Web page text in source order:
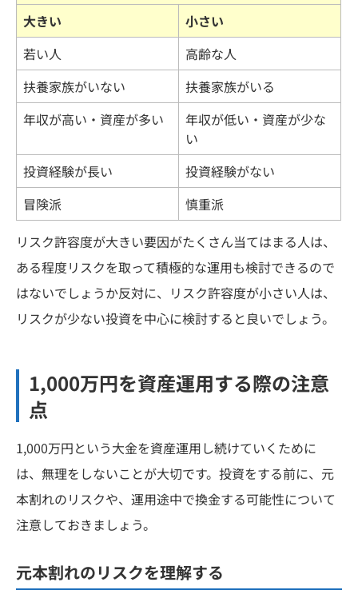
大きい
小さい
若い人
高齢な人
扶養家族がいない
扶養家族がいる
年収が高い・資産が多い
年収が低い・資産が少な
い
投資経験が長い
投資経験がない
冒険派
慎重派
リスク許容度が大きい要因がたくさん当てはまる人は、
ある程度リスクを取って積極的な運用も検討できるので
はないでしょうか反対に、リスク許容度が小さい人は、
リスクが少ない投資を中心に検討すると良いでしょう。
1,000万円を資産運用する際の注意
点
1,000万円という大金を資産運用し続けていくために
は、無理をしないことが大切です。投資をする前に、元
本割れのリスクや、運用途中で換金する可能性について
注意しておきましょう。
元本割れのリスクを理解する